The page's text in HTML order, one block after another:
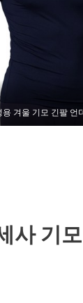
용 겨울 기모 긴팔 언
사 기